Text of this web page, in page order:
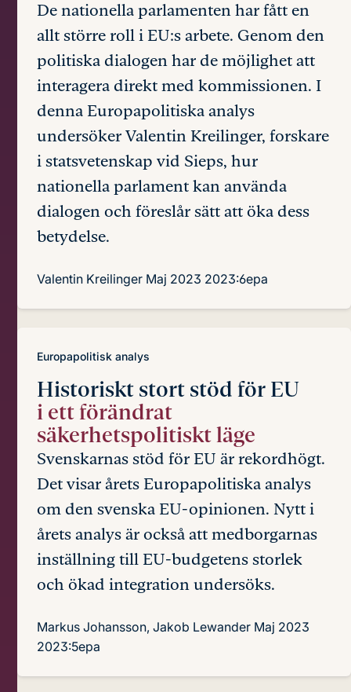
De nationella parlamenten har fått en
allt större roll i EU:s arbete. Genom den
politiska dialogen har de möjlighet att
interagera direkt med kommissionen. I
denna Europapolitiska analys
undersöker Valentin Kreilinger, forskare
i statsvetenskap vid Sieps, hur
nationella parlament kan använda
dialogen och föreslår sätt att öka dess
betydelse.
Valentin Kreilinger Maj 2023 2023:6epa
Europapolitisk analys
Historiskt stort stöd för EU
i ett förändrat
säkerhetspolitiskt läge
Svenskarnas stöd för EU är rekordhögt.
Det visar årets Europapolitiska analys
om den svenska EU-opinionen. Nytt i
årets analys är också att medborgarnas
inställning till EU-budgetens storlek
och ökad integration undersöks.
Markus Johansson, Jakob Lewander Maj 2023
2023:5epa